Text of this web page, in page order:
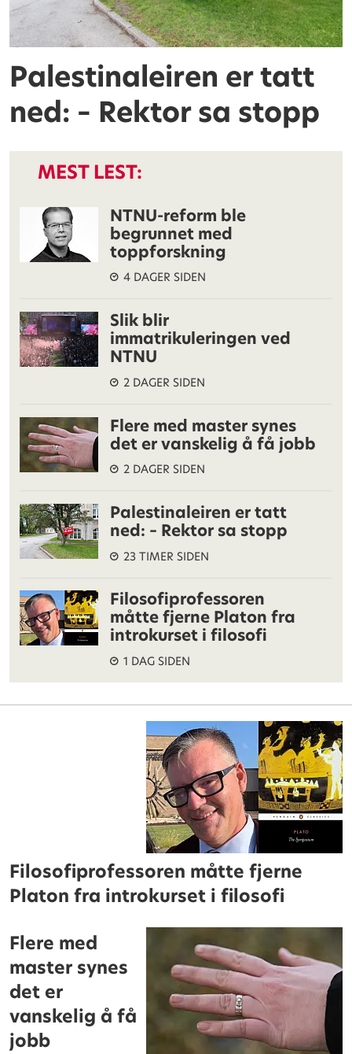
Palestinaleiren er tatt
ned: – Rektor sa stopp
MEST LEST:
NTNU-reform ble
begrunnet med
toppforskning
4 DAGER SIDEN
Slik blir
immatrikuleringen ved
NTNU
2 DAGER SIDEN
Flere med master synes
det er vanskelig å få jobb
2 DAGER SIDEN
Palestinaleiren er tatt
ned: – Rektor sa stopp
23 TIMER SIDEN
Filosofiprofessoren
måtte fjerne Platon fra
introkurset i filosofi
1 DAG SIDEN
Filosofiprofessoren måtte fjerne
Platon fra introkurset i filosofi
Flere med
master synes
det er
vanskelig å få
jobb